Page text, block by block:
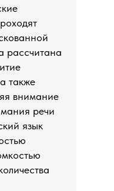
рассчитана
также
внимание
речи
язык